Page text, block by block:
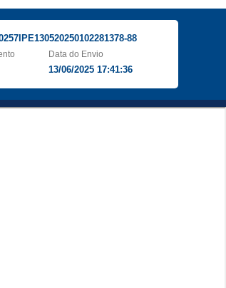
88
Data do Envio
13/06/2025 17:41:36